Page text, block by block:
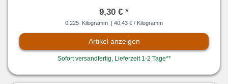
9,30 € *
0.225 Kilogramm | 40,43 € / Kilogramm
Artikel anzeigen
Sofort versandfertig, Lieferzeit 1-2 Tage**